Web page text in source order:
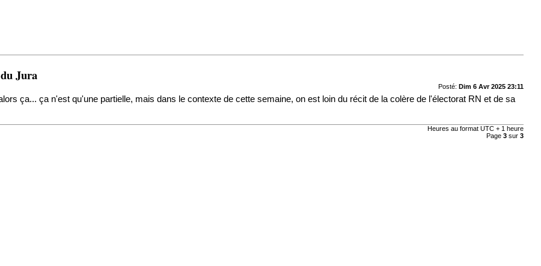
Jura
Posté: Dim 6 Avr 2025 23:11
ça... ça n'est qu'une partielle, mais dans le contexte de cette semaine, on est loin du récit de la colère de l'électorat RN et de sa
Heures au format UTC + 1 heure
Page 3sur 3